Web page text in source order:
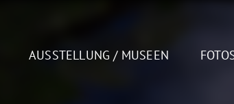
AUSSTELLUNG / MUSEEN